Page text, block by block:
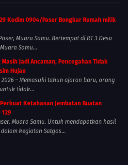
Kodim 0904/Paser Bongkar Rumah milik
Muara Samu. Bertempat di RT 3 Desa
Samu...
Masih Jadi Ancaman, Pencegahan Tidak
Hujan
2026 – Memasuki tahun ajaran baru, orang
tidak...
Ketahanan Jembatan Buatan
129
Muara Samu. Untuk mendapatkan hasil
kegiatan Satgas...